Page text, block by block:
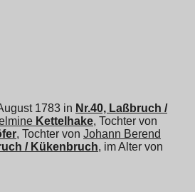
1783 in Nr.40, Laßbruch /
Kettelhake, Tochter von
, Tochter von Johann Berend
/ Kükenbruch, im Alter von